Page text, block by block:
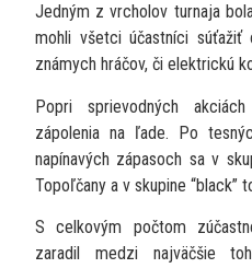
Jedným z vrcholov turnaja
mohli všetci účastníci
známych hráčov, či elektrickú
Popri sprievodných
zápolenia na ľade. Po
napínavých zápasoch sa v
Topoľčany a v skupine “black”
S celkovým počtom
zaradil medzi najväčšie